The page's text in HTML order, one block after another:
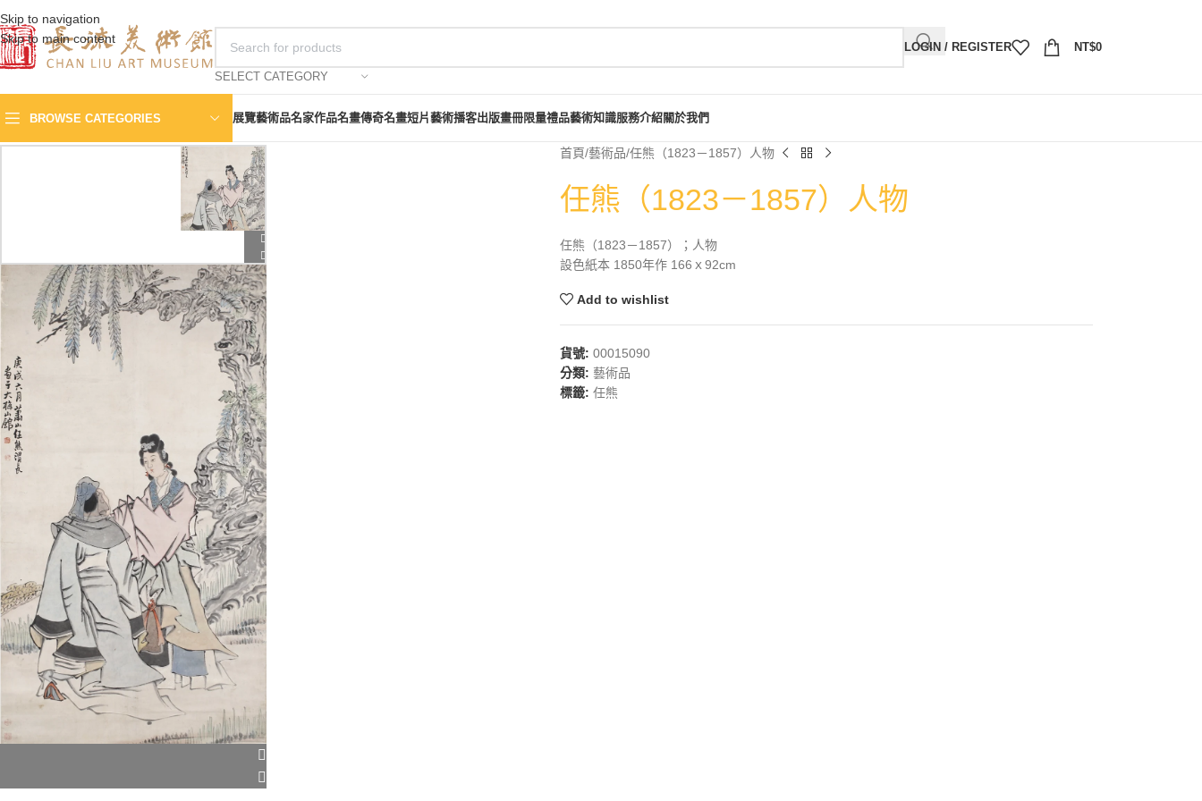
Skip to navigation
Skip to main content
SELECT CATEGORY
LOGIN / REGISTER NT$0
BROWSE CATEGORIES 展覽藝術品名家作品名畫傳奇名畫短片藝術播客出版畫冊限量禮品藝術知識服務介紹關於我們
首頁 藝術品 任熊（1823－1857）人物
任熊（1823－1857）人物
任熊（1823－1857）；人物
設色紙本 1850年作 166ｘ92cm
Add to wishlist
貨號: 00015090
分類: 藝術品
標籤: 任熊